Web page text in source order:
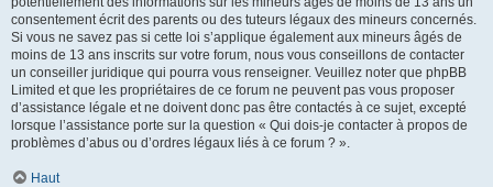
consentement écrit des parents ou des tuteurs légaux des mineurs concernés.
Si vous ne savez pas si cette loi s’applique également aux mineurs âgés de
moins de 13 ans inscrits sur votre forum, nous vous conseillons de contacter
un conseiller juridique qui pourra vous renseigner. Veuillez noter que phpBB
Limited et que les propriétaires de ce forum ne peuvent pas vous proposer
d’assistance légale et ne doivent donc pas être contactés à ce sujet, excepté
lorsque l’assistance porte sur la question « Qui dois-je contacter à propos de
problèmes d’abus ou d’ordres légaux liés à ce forum ? ».
Haut